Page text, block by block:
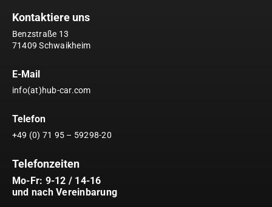
Kontaktiere uns
Benzstraße 13
71409 Schwaikheim
E-Mail
info(at)hub-car.com
Telefon
+49 (0) 71 95 – 59298-20
Telefonzeiten
Mo-Fr: 9-12 / 14-16
und nach Vereinbarung